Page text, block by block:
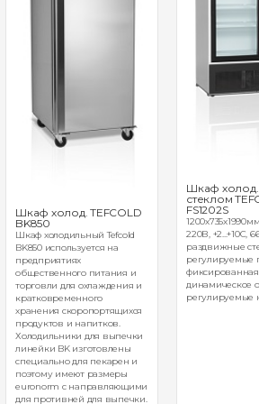
Шкаф холод. TEFCOLD
BK850
Шкаф холодильный Tefcold
BK850 используется на
предприятиях
общественного питания и
торговли для охлаждения и
кратковременного
хранения скоропортящихся
продуктов и напитков.
Холодильники для выпечки
линейки BK изготовлены
специально для пекарен и
поэтому имеют размеры
euronorm с направляющими
для противней для выпечки.
Шкаф
стеклом
FS1202S
220В, +2...+10С,
раздвижные
регулируемые
фиксированная
динамическое
регулируемые